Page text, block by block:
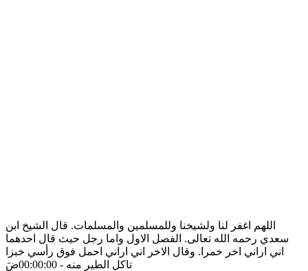
اللهم اغفر لنا ولشيخنا وللمسلمين والمسلمات. قال الشيخ ابن
سعدي رحمه الله تعالى. الفصل الاول واما رجل حيث قال احدهما
اني اراني اخر خمرا. وقال الاخر اني اراني احمل فوق رأسي خبزا
تاكل الطير منه - 00:00:00 ضَ